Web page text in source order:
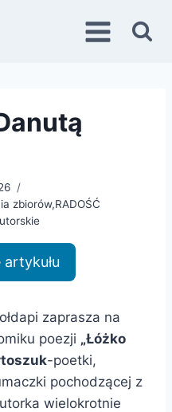
zbiorów,RADOŚĆ
zaprasza na
poezji „Łóżko
-poetki,
pochodzącej z
wielokrotnie